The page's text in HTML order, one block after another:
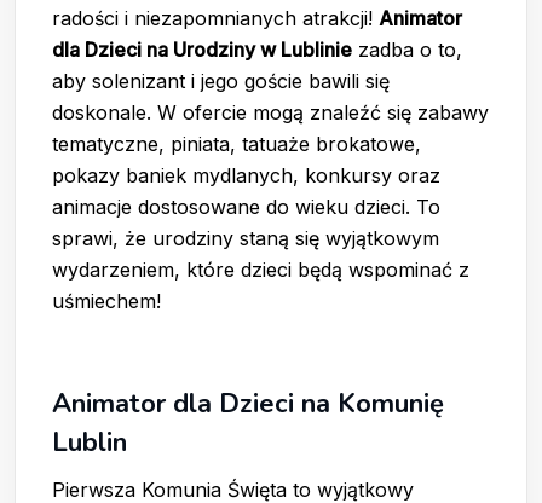
radości i niezapomnianych atrakcji! Animator
dla Dzieci na Urodziny w Lublinie zadba o to,
aby solenizant i jego goście bawili się
doskonale. W ofercie mogą znaleźć się zabawy
tematyczne, piniata, tatuaże brokatowe,
pokazy baniek mydlanych, konkursy oraz
animacje dostosowane do wieku dzieci. To
sprawi, że urodziny staną się wyjątkowym
wydarzeniem, które dzieci będą wspominać z
uśmiechem!
Animator dla Dzieci na Komunię
Lublin
Pierwsza Komunia Święta to wyjątkowy